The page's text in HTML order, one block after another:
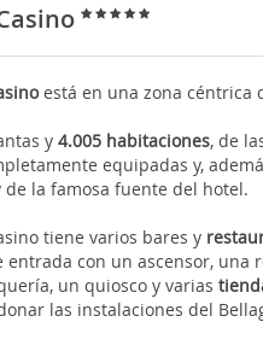
está en una zona céntrica
y4.005 habitaciones, de
equipadas y,
de la famosa fuente del hotel.
tiene varios bares y
con un ascensor, una
un quiosco y varias
las instalaciones del